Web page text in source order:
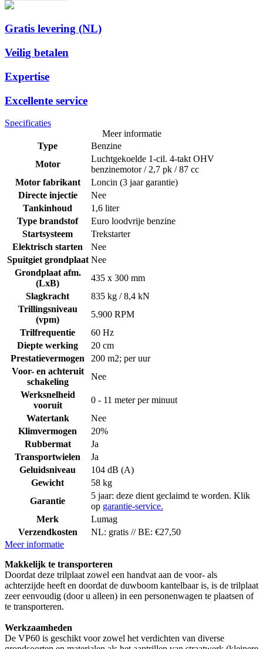
Gratis levering (NL)
Veilig betalen
Expertise
Excellente service
Specificaties
Meer informatie
Type
Benzine
Motor
Luchtgekoelde 1-cil. 4-takt OHV
benzinemotor / 2,7 pk / 87 cc
Motor fabrikant
Loncin (3 jaar garantie)
Directe injectie
Nee
Tankinhoud
1,6 liter
Type brandstof
Euro loodvrije benzine
Startsysteem
Trekstarter
Elektrisch starten
Nee
Spuitgiet grondplaat Nee
Grondplaat afm.
(LxB)
435 x 300 mm
Slagkracht
835 kg / 8,4 kN
Trillingsniveau
(vpm)
5.900 RPM
Trilfrequentie
60 Hz
Diepte werking
20 cm
Prestatievermogen
200 m2; per uur
Voor- en achteruit
schakeling
Nee
Werksnelheid
vooruit
0 - 11 meter per minuut
Watertank
Nee
Klimvermogen
20%
Rubbermat
Ja
Transportwielen
Ja
Geluidsniveau
104 dB (A)
Gewicht
58 kg
Garantie
5 jaar: deze dient geclaimd te worden. Klik
op garantie-service.
Merk
Lumag
Verzendkosten
NL: gratis // BE: €27,50
Meer informatie
Makkelijk te transporteren
Doordat deze trilplaat zowel een handvat aan de voor- als
achterzijde heeft en doordat de duwboom kantelbaar is, is de trilplaat
zeer eenvoudig (door u alleen) in een personenwagen te plaatsen of
te transporteren.
Werkzaamheden
De VP60 is geschikt voor zowel het verdichten van diverse